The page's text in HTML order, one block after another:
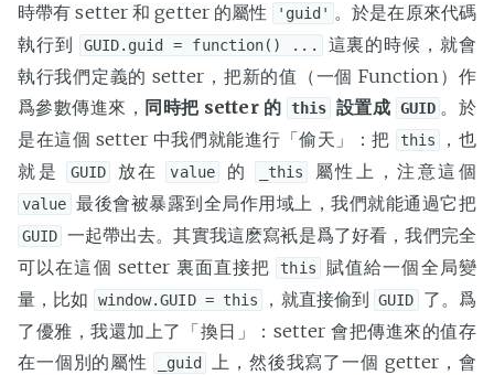
時帶有 setter 和 getter 的屬性
'guid' 。於是在原來代碼
執行到
GUID.guid = function() ...
這裏的時候，就會
執行我們定義的 setter，把新的值（一個 Function）作
爲參數傳進來， 同時把 setter 的 this 設置成 GUID 。於
是在這個 setter 中我們就能進行「偷天」：把
this
，也
就是
GUID 放在 value 的 _this 屬性上，注意這個
value 最後會被暴露到全局作用域上，我們就能通過它把
GUID 一起帶出去。其實我這麽寫衹是爲了好看，我們完全
可以在這個 setter 裏面直接把
this
賦值給一個全局變
量，比如
window.GUID = this ，就直接偷到 GUID
了。爲
了優雅，我還加上了「換日」：setter 會把傳進來的值存
在一個別的屬性
_guid
上，然後我寫了一個 getter，會